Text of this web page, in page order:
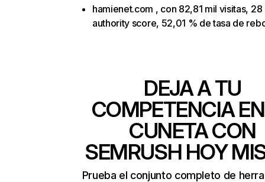
hamienet.com , con 82,81 mil visitas, 28
authority score, 52,01 % de tasa de
DEJA A TU
COMPETENCIA
CUNETA CON
SEMRUSH HOY
Prueba el conjunto completo de